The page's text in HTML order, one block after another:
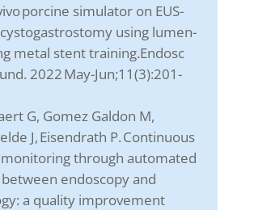
porcine simulator on EUS-
using lumen-
metal stent training.Endosc
2022 May-Jun;11(3):201-
G, Gomez Galdon M,
J, Eisendrath P. Continuous
monitoring through automated
endoscopy and
a quality improvement